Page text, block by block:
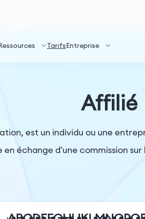
TarifsEntreprise
Affilié
est un individu ou une
échange d'une commission